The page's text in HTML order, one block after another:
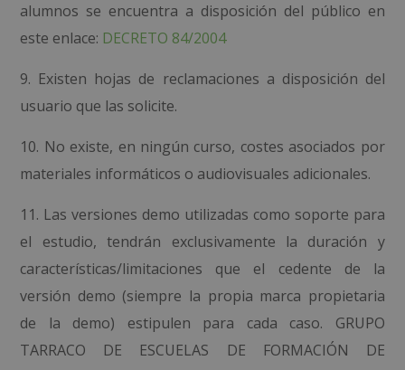
alumnos se encuentra a disposición del público en
este enlace: DECRETO 84/2004
9. Existen hojas de reclamaciones a disposición del
usuario que las solicite.
10. No existe, en ningún curso, costes asociados por
materiales informáticos o audiovisuales adicionales.
11. Las versiones demo utilizadas como soporte para
el estudio, tendrán exclusivamente la duración y
características/limitaciones que el cedente de la
versión demo (siempre la propia marca propietaria
de la demo) estipulen para cada caso.
GRUPO
TARRACO DE ESCUELAS DE FORMACIÓN DE